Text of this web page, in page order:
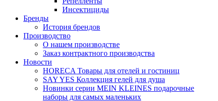
Инсектициды
Бренды
История брендов
Производство
О нашем производстве
Заказ контрактного производства
Новости
HORECA Товары для отелей и гостиниц
SAY YES Коллекция гелей для душа
Новинки серии MEIN KLEINES подарочные
наборы для самых маленьких